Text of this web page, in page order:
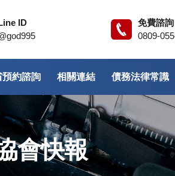
ID
免費諮詢
0809-
預約諮詢 相關連結 債務法律常識
會快報